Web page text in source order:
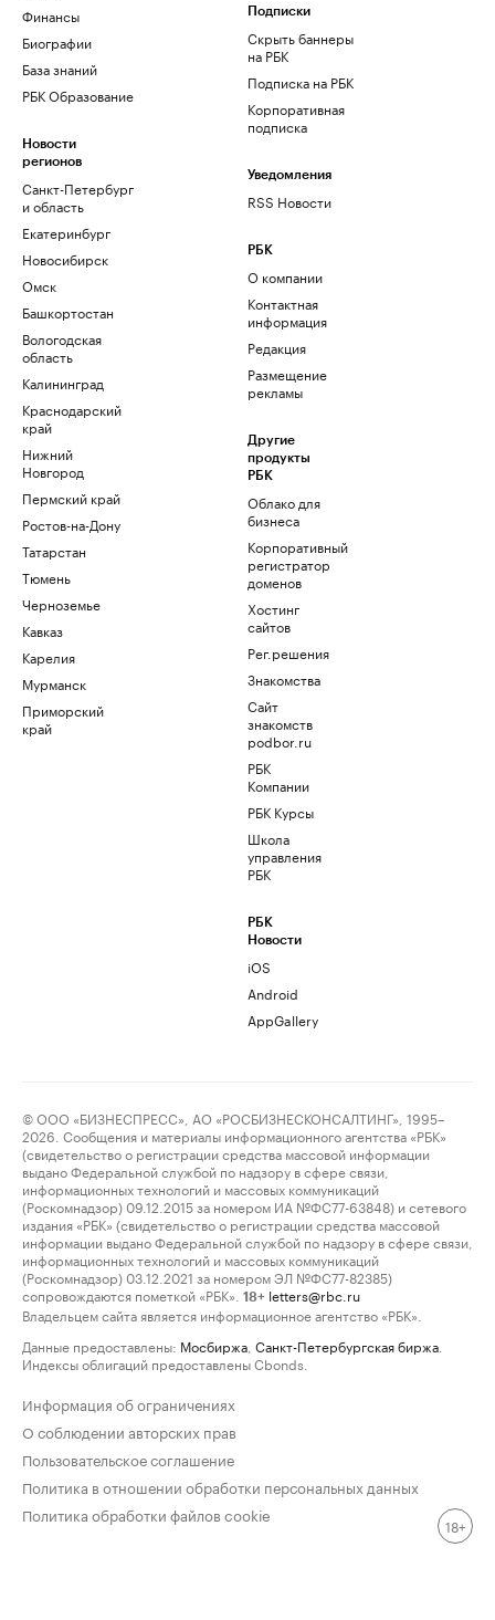
Финансы
Биографии
База знаний
РБК Образование
Новости
регионов
Санкт-Петербург
и область
Екатеринбург
Новосибирск
Омск
Башкортостан
Вологодская
область
Калининград
Краснодарский
край
Нижний
Новгород
Пермский край
Ростов-на-Дону
Татарстан
Тюмень
Черноземье
Кавказ
Карелия
Мурманск
Приморский
край
Подписки
Скрыть баннеры
на РБК
Подписка на РБК
Корпоративная
подписка
Уведомления
RSS Новости
РБК
О компании
Контактная
информация
Редакция
Размещение
рекламы
Другие
продукты
РБК
Облако для
бизнеса
Корпоративный
регистратор
доменов
Хостинг
сайтов
Рег.решения
Знакомства
Сайт
знакомств
podbor.ru
РБК
Компании
РБК Курсы
Школа
управления
РБК
РБК
Новости
iOS
Android
AppGallery
© ООО «БИЗНЕСПРЕСС», АО «РОСБИЗНЕСКОНСАЛТИНГ», 1995–
2026. Сообщения и материалы информационного агентства «РБК»
(свидетельство о регистрации средства массовой информации
выдано Федеральной службой по надзору в сфере связи,
информационных технологий и массовых коммуникаций
(Роскомнадзор) 09.12.2015 за номером ИА №ФС77-63848) и сетевого
издания «РБК» (свидетельство о регистрации средства массовой
информации выдано Федеральной службой по надзору в сфере связи,
информационных технологий и массовых коммуникаций
(Роскомнадзор) 03.12.2021 за номером ЭЛ №ФС77-82385)
сопровождаются пометкой «РБК».
18+ letters@rbc.ru
Владельцем сайта является информационное агентство «РБК».
Данные предоставлены: Мосбиржа Санкт-Петербургская биржа
Индексы облигаций предоставлены Cbonds.
Информация об ограничениях
О соблюдении авторских прав
Пользовательское соглашение
Политика в отношении обработки персональных данных
Политика обработки файлов cookie
18+